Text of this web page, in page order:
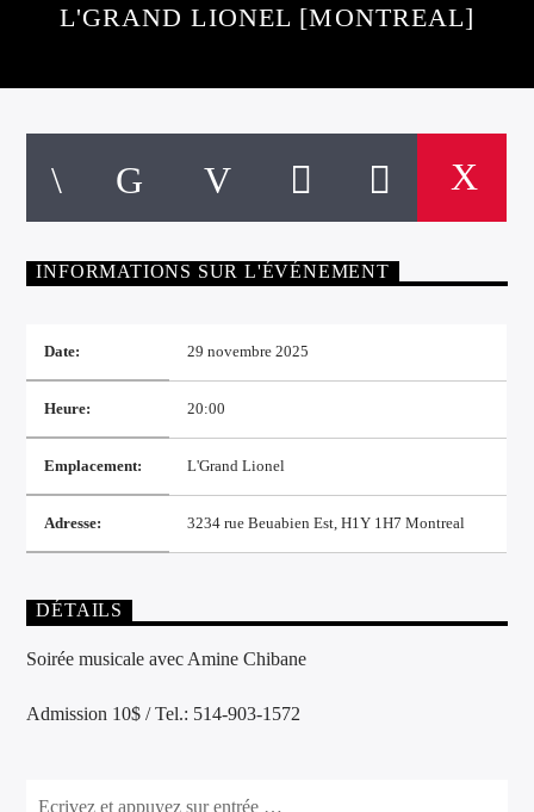
L'GRAND LIONEL [MONTREAL]
INFORMATIONS SUR L'ÉVÉNEMENT
Date: 29 novembre 2025
Heure: 20:00
Emplacement: L'Grand Lionel
Adresse: 3234 rue Beuabien Est, H1Y 1H7 Montreal
DÉTAILS
Soirée musicale avec Amine Chibane
Admission 10$ / Tel.: 514-903-1572